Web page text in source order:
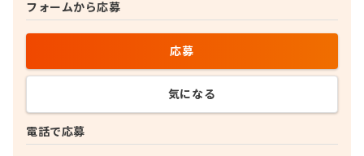
電話で応募
フォームから応募
応募
気になる